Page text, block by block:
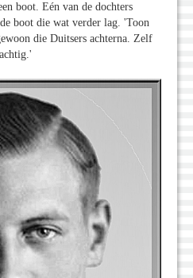
boot. Eén van de dochters
boot die wat verder lag. 'Toon
die Duitsers achterna. Zelf